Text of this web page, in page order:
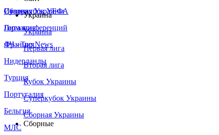
Сборная Украины
Италия
Германия
Франция
Нидерланды
Турция
Португалия
Бельгия
МЛС
Суперкубок УЕФА
Лига конференций
ЛЧ - Top News
Украина
Украина
Первая лига
Вторая лига
Кубок Украины
Суперкубок Украины
Сборная Украины
Сборные